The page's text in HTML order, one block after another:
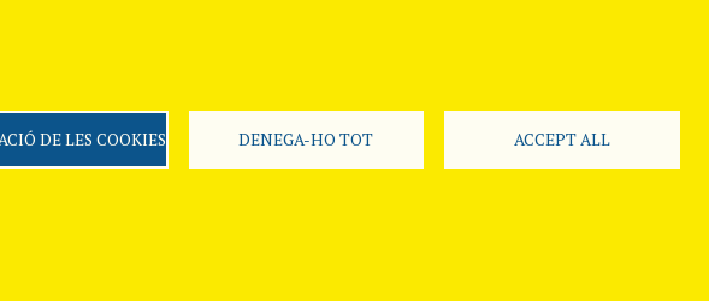
DE LES COOKIES DENEGA-HO TOT ACCEPT ALL